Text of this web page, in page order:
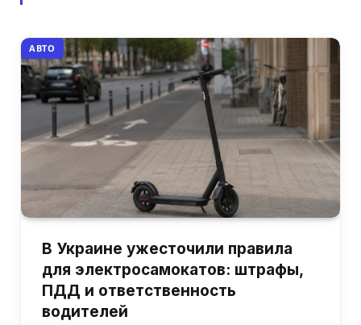
АВТО
В Украине ужесточили правила
для электросамокатов: штрафы,
ПДД и ответственность
водителей